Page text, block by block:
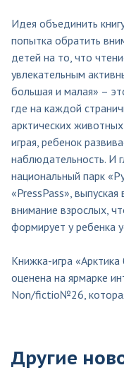
Идея объединить
попытка обратить
детей на то, что
увлекательным
большая и малая» –
где на каждой
арктических
играя, ребенок
наблюдательность. И
национальный парк
«PressPass»,
внимание взрослых,
формирует у ребенка
Книжка-игра
оценена на ярмарке
Non/fictio№26,
Другие